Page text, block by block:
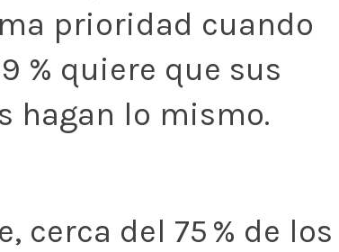
prioridad cuando
% quiere que sus
hagan lo mismo.
cerca del 75 % de los